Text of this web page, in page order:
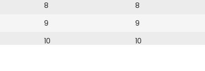
8
9
10
8
9
10